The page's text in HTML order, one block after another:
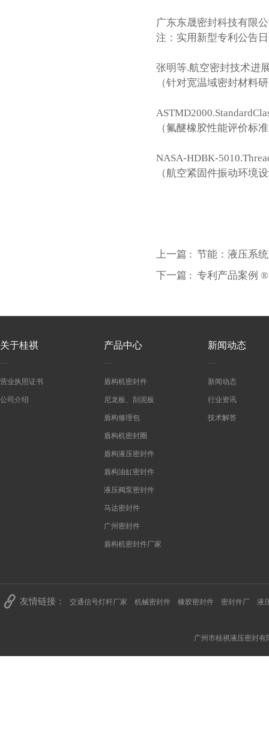
广东东晟密封科技有限
注：实用新型专利公告
张明等.航空密封技术进
（针对宽温域密封材料
（氟醚橡胶性能评价标
NASA-HDBK-
（航空紧固件振动环境
上一篇 : 节能‌：液压系
下一篇 : 专利产品案例
关于桂祺
营业执照证书
公司介绍
产品中心
盾构机密封件
尼龙板、刮泥板
盾构修理包
盾构机密封圈
盾构液压密封件
盾构油缸密封件
液压阀泵密封件
马达密封件
广州密封件
盾构机密封件厂家
新闻动态
新闻动态
行业资讯
技术解答
友情链接： 交通信号灯杆厂家 机械密封件 橡胶密封件 密封件厂 液
广州市桂祺液压密封有